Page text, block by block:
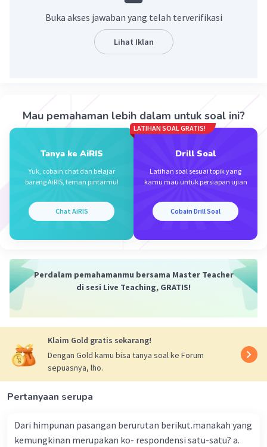
Buka akses jawaban yang telah terverifikasi
Lihat Iklan
Mau pemahaman lebih dalam untuk soal ini?
Tanya ke AiRIS
Yuk, cobain chat dan belajar
bareng AiRIS, teman pintarmu!
Chat AiRIS
LATIHAN SOAL GRATIS!
Drill Soal
Latihan soal sesuai topik yang
kamu mau untuk persiapan ujian
Cobain Drill Soal
Perdalam pemahamanmu bersama Master Teacher
di sesi Live Teaching, GRATIS!
Klaim Gold gratis sekarang!
Dengan Gold kamu bisa tanya soal ke Forum
sepuasnya, lho.
Pertanyaan serupa
Dari himpunan pasangan berurutan berikut.manakah yang
kemungkinan merupakan ko- respondensi satu-satu? a.